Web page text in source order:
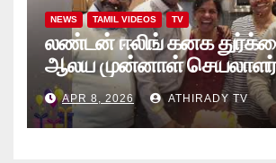
NEWS TAMIL VIDEOS TV
லண்டன் ஈலிங் கனக
ஆலய முன்னாள்
புங்குடுதீவு கண்ணன்
நிகழ்வு
APR 8, 2026 ATHIRADY TV